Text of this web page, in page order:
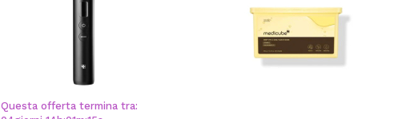
Questa offerta termina tra: